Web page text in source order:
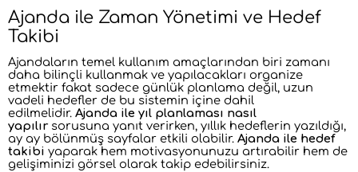
Ajanda ile Zaman Yönetimi ve Hedef
Takibi
Ajandaların temel kullanım amaçlarından biri zamanı
daha bilinçli kullanmak ve yapılacakları organize
etmektir fakat sadece günlük planlama değil, uzun
vadeli hedefler de bu sistemin içine dahil
edilmelidir. Ajanda ile yıl planlaması nasıl
yapılırsorusuna yanıt verirken, yıllık hedeflerin yazıldığı,
ay ay bölünmüş sayfalar etkili olabilir. Ajanda ile hedef
takibi yaparak hem motivasyonunuzu artırabilir hem de
gelişiminizi görsel olarak takip edebilirsiniz.